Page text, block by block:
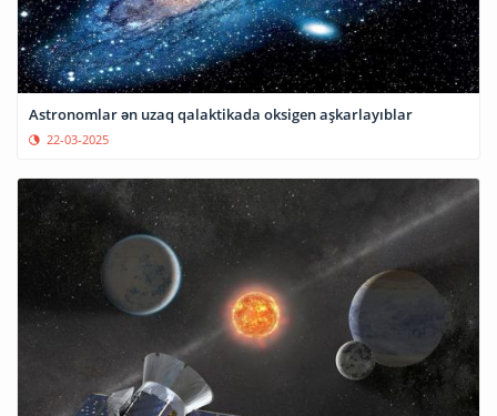
Astronomlar ən uzaq qalaktikada oksigen aşkarlayıblar
22-03-2025